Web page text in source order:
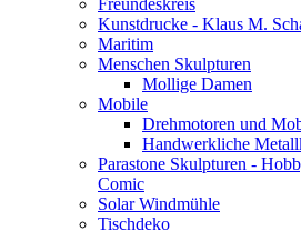
Freundeskreis
Kunstdrucke - Klaus M.
Maritim
Menschen Skulpturen
Mollige Damen
Mobile
Drehmotoren und
Handwerkliche
Parastone Skulpturen -
Comic
Solar Windmühle
Tischdeko